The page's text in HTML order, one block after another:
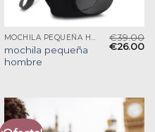
MOCHILA PEQUEÑA HOMBRE
mochila pequeña
hombre
€39.00
€26.00